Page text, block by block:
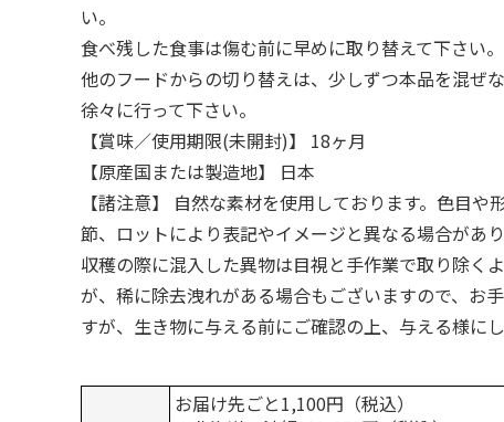
い。
食べ残した食事は傷む前に早めに取り替えて下さい。
他のフードからの切り替えは、少しずつ本品を混ぜ
徐々に行って下さい。
【賞味／使用期限(未開封)】 18ヶ月
【原産国または製造地】 日本
【諸注意】 自然な素材を使用しております。色目や
節、ロットにより表記やイメージと異なる場合があ
収穫の際に混入した異物は目視と手作業で取り除く
が、稀に除去洩れがある場合もございますので、お
すが、生き物に与える前にご確認の上、与える様にし
お届け先ごと1,100円（税込）